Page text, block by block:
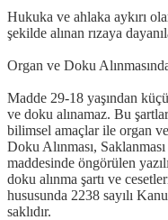
Hukuka ve ahlaka aykırı
şekilde alınan rızaya
Organ ve Doku
Madde 29-18 yaşından
ve doku alınamaz. Bu
bilimsel amaçlar ile organ
Doku Alınması,
maddesinde öngörülen
doku alınma şartı ve
hususunda 2238 sayılı
saklıdır.